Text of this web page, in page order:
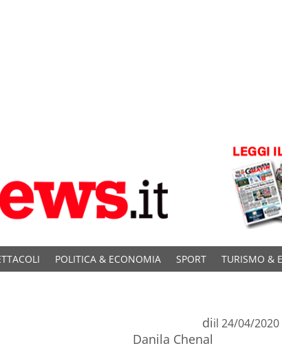
POLITICA & ECONOMIA SPORT TURISMO &
di
Danila Chenal
il 24/04/2020